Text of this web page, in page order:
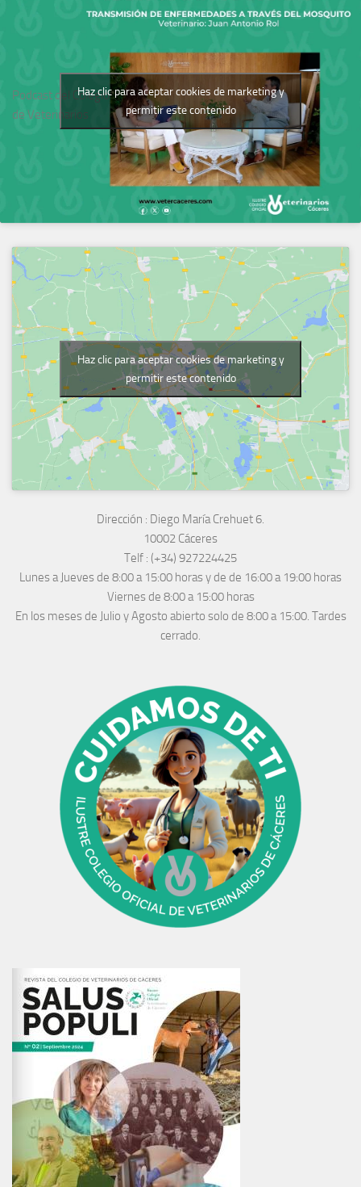
Podcast del Colegio
de Veterinarios
Haz clic para aceptar cookies de marketing y
permitir este contenido
Haz clic para aceptar cookies de marketing y
permitir este contenido
Dirección : Diego María Crehuet 6.
10002 Cáceres
Telf : (+34) 927224425
Lunes a Jueves de 8:00 a 15:00 horas y de de 16:00 a 19:00 horas
Viernes de 8:00 a 15:00 horas
En los meses de Julio y Agosto abierto solo de 8:00 a 15:00. Tardes
cerrado.